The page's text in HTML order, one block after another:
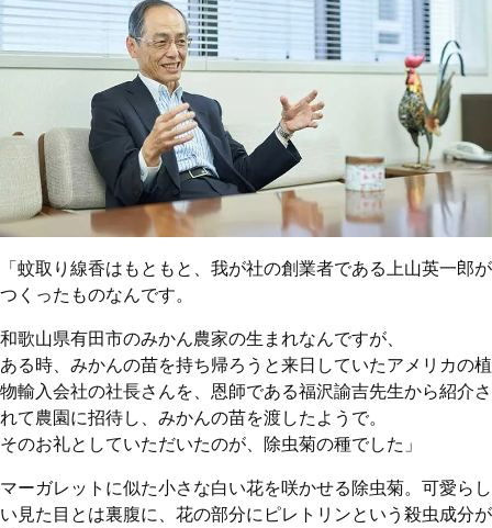
「蚊取り線香はもともと、我が社の創業者である上山英一郎が
つくったものなんです。
和歌山県有田市のみかん農家の生まれなんですが、
ある時、みかんの苗を持ち帰ろうと来日していたアメリカの植
物輸入会社の社長さんを、恩師である福沢諭吉先生から紹介さ
れて農園に招待し、みかんの苗を渡したようで。
そのお礼としていただいたのが、除虫菊の種でした」
マーガレットに似た小さな白い花を咲かせる除虫菊。可愛らし
い見た目とは裏腹に、花の部分にピレトリンという殺虫成分が